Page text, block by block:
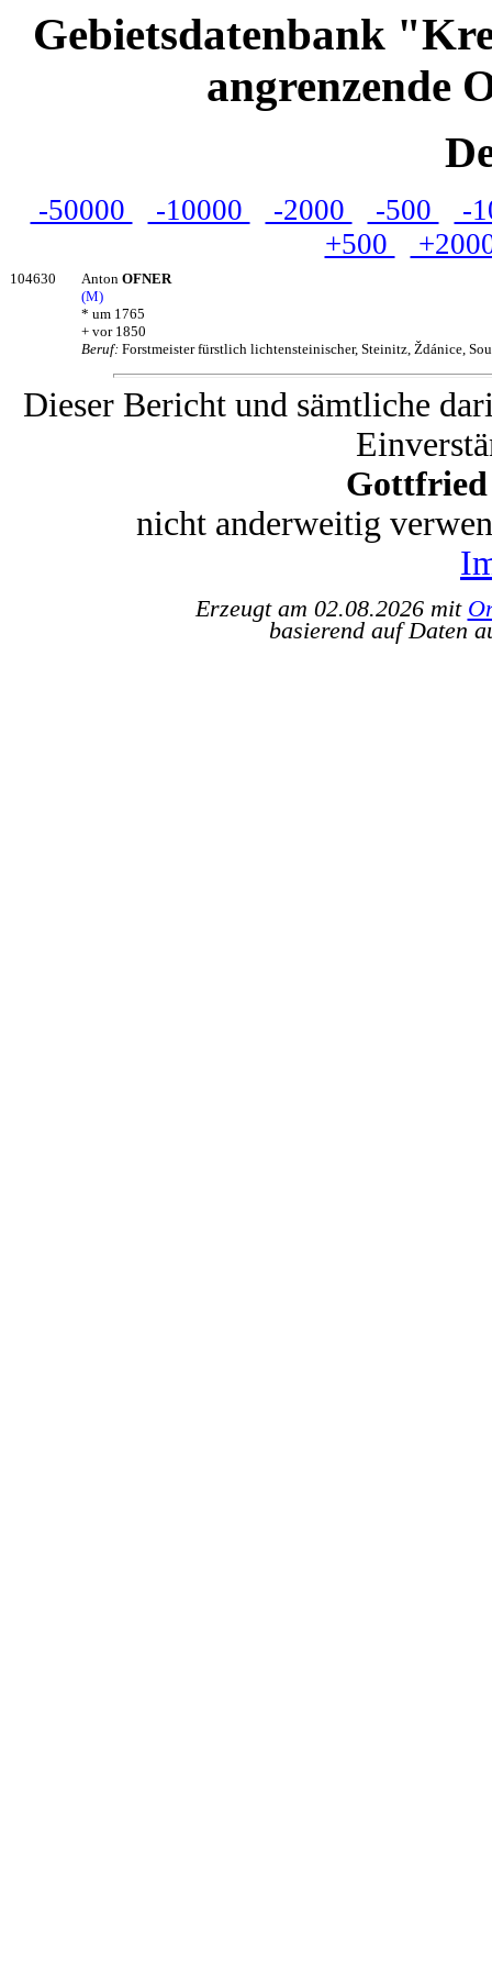
Gebietsdatenbank
angrenzende
-50000 -10000 -2000 -500
-
+500
104630 Anton OFNER
(M)
* um 1765
+ vor 1850
Beruf: Forstmeister fürstlich lichtensteinischer, Steinitz, Ždánice,
Dieser Bericht und sämtliche
Gottfried
nicht anderweitig
Erzeugt am 02.08.2026 mit
basierend auf Daten